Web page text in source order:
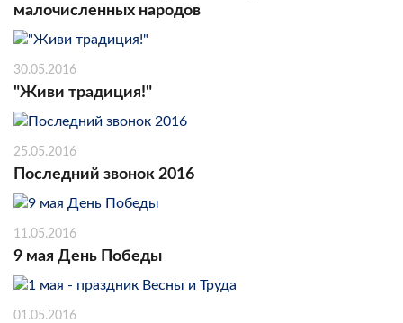
малочисленных народов
30.05.2016
"Живи традиция!"
25.05.2016
Последний звонок 2016
11.05.2016
9 мая День Победы
01.05.2016